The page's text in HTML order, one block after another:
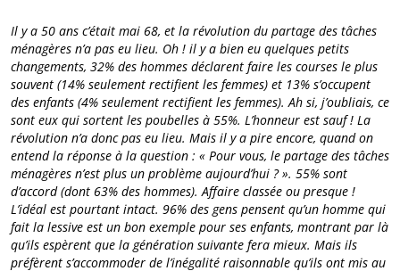
Il y a 50 ans c’était mai 68, et la révolution du partage des tâches
ménagères n’a pas eu lieu. Oh ! il y a bien eu quelques petits
changements, 32% des hommes déclarent faire les courses le plus
souvent (14% seulement rectifient les femmes) et 13% s’occupent
des enfants (4% seulement rectifient les femmes). Ah si, j’oubliais, ce
sont eux qui sortent les poubelles à 55%. L’honneur est sauf ! La
révolution n’a donc pas eu lieu. Mais il y a pire encore, quand on
entend la réponse à la question : « Pour vous, le partage des tâches
ménagères n’est plus un problème aujourd’hui ? ». 55% sont
d’accord (dont 63% des hommes). Affaire classée ou presque !
L’idéal est pourtant intact. 96% des gens pensent qu’un homme qui
fait la lessive est un bon exemple pour ses enfants, montrant par là
qu’ils espèrent que la génération suivante fera mieux. Mais ils
préfèrent s’accommoder de l’inégalité raisonnable qu’ils ont mis au